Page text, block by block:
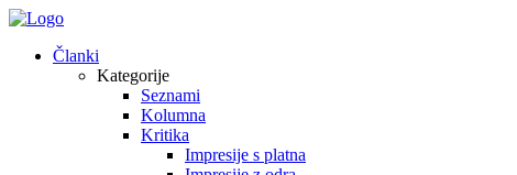
Skip
contentČlanki
Kategorije
Seznami
Kolumna
Kritika
Impresije s platna